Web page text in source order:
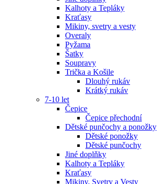
Kalhoty a Tepláky
Kraťasy
Mikiny, svetry a vesty
Overaly
Pyžama
Šatky
Soupravy
Trička a Košile
Dlouhý rukáv
Krátký rukáv
7-10 let
Čepice
Čepice přechodní
Dětské punčochy a ponožky
Dětské ponožky
Dětské punčochy
Jiné doplňky
Kalhoty a Tepláky
Kraťasy
Mikiny, Svetry a Vesty